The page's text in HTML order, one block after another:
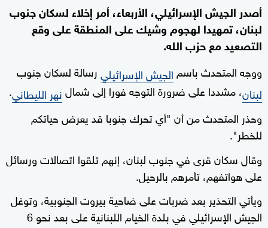
أصدر الجيش الإسرائيلي، الأربعاء، أمر إخلاء لسكان جنوب
لبنان، تمهيدا لهجوم وشيك على المنطقة على وقع
التصعيد مع حزب الله.
ووجه المتحدث باسم الجيش الإسرائيليرسالة لسكان جنوب
لبنان، مشددا على ضرورة التوجه فورا إلى شمالنهر الليطاني.
وحذر المتحدث من أن "أي تحرك جنوبا قد يعرض حياتكم
للخطر".
وقال سكان قرى في جنوب لبنان، إنهم تلقوا اتصالات ورسائل
على هواتفهم، تأمرهم بالرحيل.
ويأتي التحذير بعد ضربات على ضاحية بيروت الجنوبية، وتوغل
الجيش الإسرائيلي في بلدة الخيام اللبنانية على بعد نحو 6